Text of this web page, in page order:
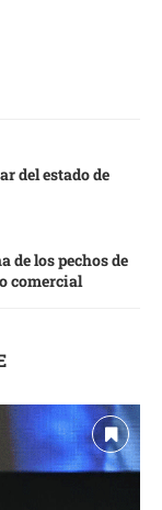
del estado de
de los pechos de
comercial